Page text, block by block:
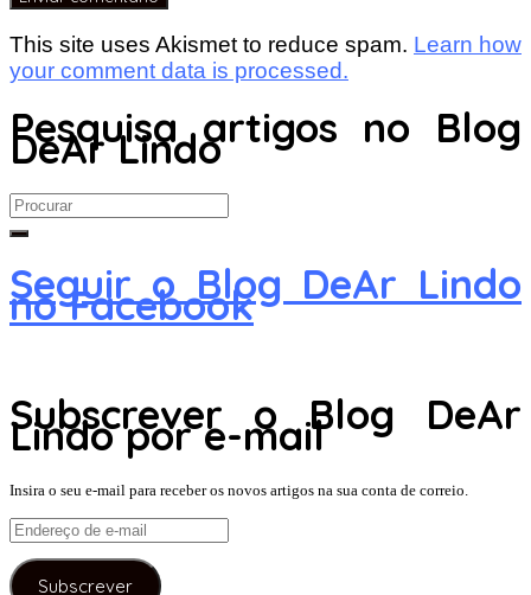
This site uses Akismet to reduce spam. Learn how
your comment data is processed.
Pesquisa artigos no Blog
DeAr Lindo
Search
for:
Seguir o Blog DeAr Lindo
no Facebook
Subscrever o Blog DeAr
Lindo por e-mail
Insira o seu e-mail para receber os novos artigos na sua conta de correio.
Endereço
de
e-
mail
Subscrever